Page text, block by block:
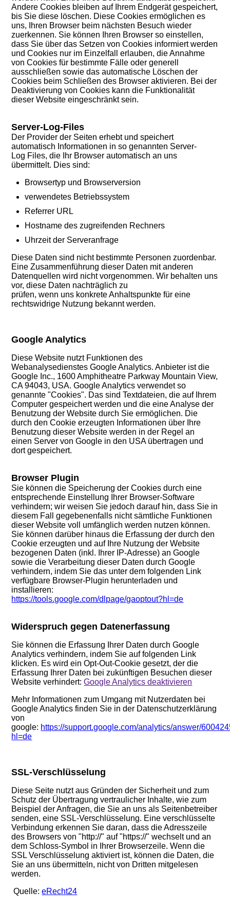
Andere Cookies bleiben auf Ihrem Endgerät gespeichert,
bis Sie diese löschen. Diese Cookies ermöglichen es
uns, Ihren Browser beim nächsten Besuch wieder
zuerkennen. Sie können Ihren Browser so einstellen,
dass Sie über das Setzen von Cookies informiert werden
und Cookies nur im Einzelfall erlauben, die Annahme
von Cookies für bestimmte Fälle oder generell
ausschließen sowie das automatische Löschen der
Cookies beim Schließen des Browser aktivieren. Bei der
Deaktivierung von Cookies kann die Funktionalität
dieser Website eingeschränkt sein.
Server-Log-Files
Der Provider der Seiten erhebt und speichert
automatisch Informationen in so genannten Server-
Log Files, die Ihr Browser automatisch an uns
übermittelt. Dies sind:
Browsertyp und Browserversion
verwendetes Betriebssystem
Referrer URL
Hostname des zugreifenden Rechners
Uhrzeit der Serveranfrage
Diese Daten sind nicht bestimmte Personen zuordenbar.
Eine Zusammenführung dieser Daten mit anderen
Datenquellen wird nicht vorgenommen. Wir behalten uns
vor, diese Daten nachträglich zu
prüfen, wenn uns konkrete Anhaltspunkte für eine
rechtswidrige Nutzung bekannt werden.
Google Analytics
Diese Website nutzt Funktionen des
Webanalysedienstes Google Analytics. Anbieter ist die
Google Inc., 1600 Amphitheatre Parkway Mountain View,
CA 94043, USA. Google Analytics verwendet so
genannte "Cookies". Das sind Textdateien, die auf Ihrem
Computer gespeichert werden und die eine Analyse der
Benutzung der Website durch Sie ermöglichen. Die
durch den Cookie erzeugten Informationen über Ihre
Benutzung dieser Website werden in der Regel an
einen Server von Google in den USA übertragen und
dort gespeichert.
Browser Plugin
Sie können die Speicherung der Cookies durch eine
entsprechende Einstellung Ihrer Browser-Software
verhindern; wir weisen Sie jedoch darauf hin, dass Sie in
diesem Fall gegebenenfalls nicht sämtliche Funktionen
dieser Websitevoll umfänglich werden nutzen können.
Sie können darüber hinaus die Erfassung der durch den
Cookie erzeugten und auf Ihre Nutzung der Website
bezogenen Daten (inkl. Ihrer IP-Adresse) an Google
sowie die Verarbeitung dieser Daten durch Google
verhindern, indem Sie das unter dem folgenden Link
verfügbare Browser-Plugin herunterladen und
installieren:
https://tools.google.com/dlpage/gaoptout?hl=de
Widerspruch gegen Datenerfassung
Sie können die Erfassung Ihrer Daten durch Google
Analytics verhindern, indem Sie auf folgenden Link
klicken. Es wird ein Opt-Out-Cookie gesetzt, der die
Erfassung Ihrer Daten bei zukünftigen Besuchen dieser
Website verhindert:Google Analytics deaktivieren
Mehr Informationen zum Umgang mit Nutzerdaten bei
Google Analytics finden Sie in der Datenschutzerklärung
von
google: https://support.google.com/analytics/answer/
hl=de
SSL-Verschlüsselung
Diese Seite nutzt aus Gründen der Sicherheit und zum
Schutz der Übertragung vertraulicher Inhalte, wie zum
Beispiel der Anfragen, die Sie an uns als Seitenbetreiber
senden, eine SSL-Verschlüsselung. Eine verschlüsselte
Verbindung erkennen Sie daran, dass die Adresszeile
des Browsers von "http://" auf "https://" wechselt und an
dem Schloss-Symbol in Ihrer Browserzeile. Wenn die
SSL Verschlüsselung aktiviert ist, können die Daten, die
Sie an uns übermitteln, nicht von Dritten mitgelesen
werden.
Quelle:eRecht24